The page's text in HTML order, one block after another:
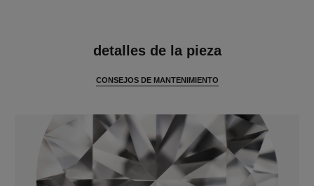
detalles de la pieza
CONSEJOS DE MANTENIMIENTO